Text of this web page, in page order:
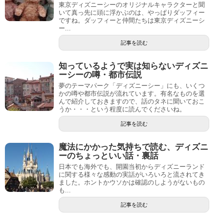
東京ディズニーシーのオリジナルキャラクターと聞
いて真っ先に頭に浮かぶのは、やっぱりダッフィー
ですね。ダッフィーと仲間たちは東京ディズニーシ
ー...
記事を読む
知っているようで実は知らないディズニ
ーシーの噂・都市伝説
夢のテーマパーク「ディズニーシー」にも、いくつ
かの噂や都市伝説が流れています。有名なものを選
んで紹介しておきますので、話のタネに聞いておこ
うか・・・という程度に読んでくださいね。
記事を読む
魔法にかかった気持ちで読む、ディズニ
ーのちょっといい話・裏話
日本でも海外でも、開園当初からディズニーランド
に関する様々な感動の実話がいろいろと流されてき
ました。ホントかウソかは確認のしようがないもの
も...
記事を読む